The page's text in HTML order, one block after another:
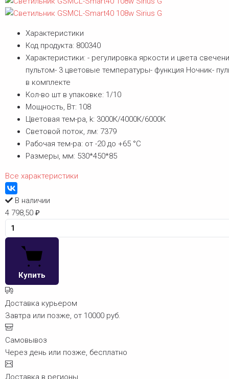
Характеристики
Код продукта: 800340
Характеристики: - регулировка яркости и цвета
пультом- 3 цветовые температуры- функция Ночник-
в комплекте
Кол-во шт в упаковке: 1/10
Мощность, Вт: 108
Цветовая тем-ра, k: 3000К/4000К/6000К
Световой поток, лм: 7379
Рабочая тем-ра: от -20 до +65 °С
Размеры, мм: 530*450*85
Все характеристики
В наличии
4 798,50 ₽
Купить
Доставка курьером
Завтра или позже, от 10000 руб.
Самовывоз
Через день или позже, бесплатно
Доставка в регионы